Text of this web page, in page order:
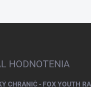
HODNOTENIA